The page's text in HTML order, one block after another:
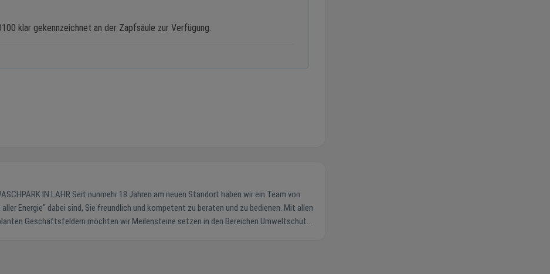
klar gekennzeichnet an der Zapfsäule zur Verfügung.
neuen Standort haben wir ein Team von
Energie" dabei sind, Sie freundlich und kompetent zu beraten und zu bedienen. Mit allen
Geschäftsfeldern möchten wir Meilensteine setzen in den Bereichen Umweltschutz